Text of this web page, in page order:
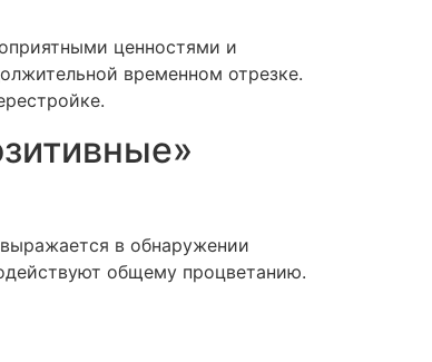
ценностями и
временном отрезке.
в обнаружении
общему процветанию.